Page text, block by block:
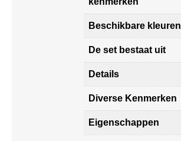
Beschikbare kleuren
De set bestaat uit
Details
Diverse Kenmerken
Eigenschappen